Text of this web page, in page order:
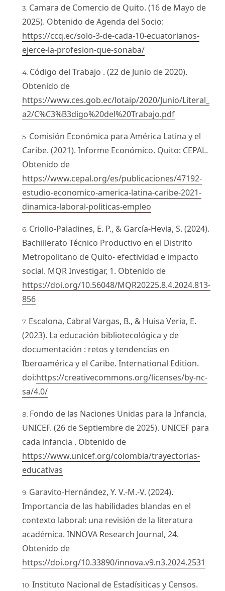
Camara de Comercio de Quito. (16 de Mayo de
2025). Obtenido de Agenda del Socio:
https://ccq.ec/solo-3-de-cada-10-ecuatorianos-
ejerce-la-profesion-que-sonaba/
Código del Trabajo . (22 de Junio de 2020).
Obtenido de
https://www.ces.gob.ec/lotaip/2020/Junio/Literal_
a2/C%C3%B3digo%20del%20Trabajo.pdf
Comisión Económica para América Latina y el
Caribe. (2021). Informe Económico. Quito: CEPAL.
Obtenido de
https://www.cepal.org/es/publicaciones/47192-
estudio-economico-america-latina-caribe-2021-
dinamica-laboral-politicas-empleo
Criollo-Paladines, E. P., & García-Hevia, S. (2024).
Bachillerato Técnico Productivo en el Distrito
Metropolitano de Quito- efectividad e impacto
social. MQR Investigar, 1. Obtenido de
https://doi.org/10.56048/MQR20225.8.4.2024.813-
856
Escalona, Cabral Vargas, B., & Huisa Veria, E.
(2023). La educación bibliotecológica y de
documentación : retos y tendencias en
Iberoamérica y el Caribe. International Edition.
doi:https://creativecommons.org/licenses/by-nc-
sa/4.0/
Fondo de las Naciones Unidas para la Infancia,
UNICEF. (26 de Septiembre de 2025). UNICEF para
cada infancia . Obtenido de
https://www.unicef.org/colombia/trayectorias-
educativas
Garavito-Hernández, Y. V.-M.-V. (2024).
Importancia de las habilidades blandas en el
contexto laboral: una revisión de la literatura
académica. INNOVA Research Journal, 24.
Obtenido de
https://doi.org/10.33890/innova.v9.n3.2024.2531
Instituto Nacional de Estadísiticas y Censos.